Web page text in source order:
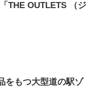
「THE OUTLETS （ジ
をもつ大型道の駅ゾ